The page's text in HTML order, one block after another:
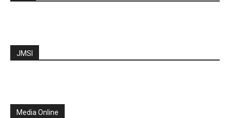
JMSI
Media Online